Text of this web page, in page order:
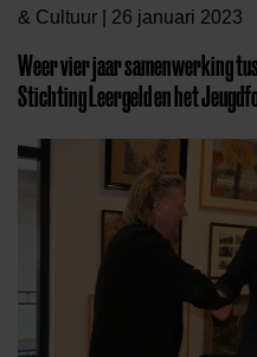
& Cultuur | 26 januari 2023
Weer vier jaar samenwerking
Stichting Leergeld en het